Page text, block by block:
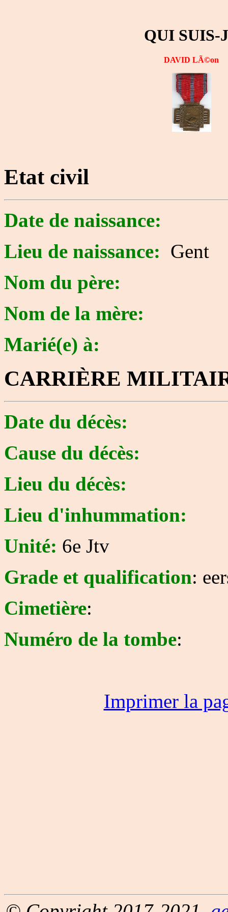
QUI SUIS-
DAVID LÃ©on
Etat civil
Date de naissance:
Lieu de naissance: Gent
Nom du père:
Nom de la mère:
Marié(e) à:
CARRIÈRE
Date du décès:
Cause du décès:
Lieu du décès:
Lieu d'inhummation:
Unité: 6e Jtv
Grade et qualification:
Cimetière:
Numéro de la tombe:
Imprimer la